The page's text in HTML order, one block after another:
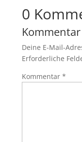
0
Deine E-Mail-
Erforderliche
Kommentar *